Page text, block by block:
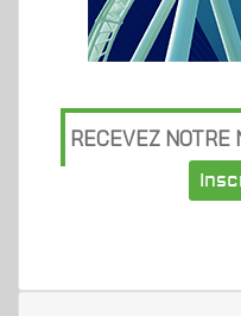
RECEVEZ NOTRE